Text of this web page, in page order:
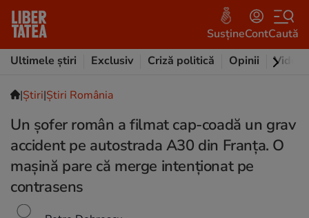
SusțineContCaută
Ultimele știri
Exclusiv Criză politică Opinii Video
|Ştiri|Știri România
Un șofer român a filmat cap-coadă un grav
accident pe autostrada A30 din Franța. O
mașină pare că merge intenționat pe
contrasens